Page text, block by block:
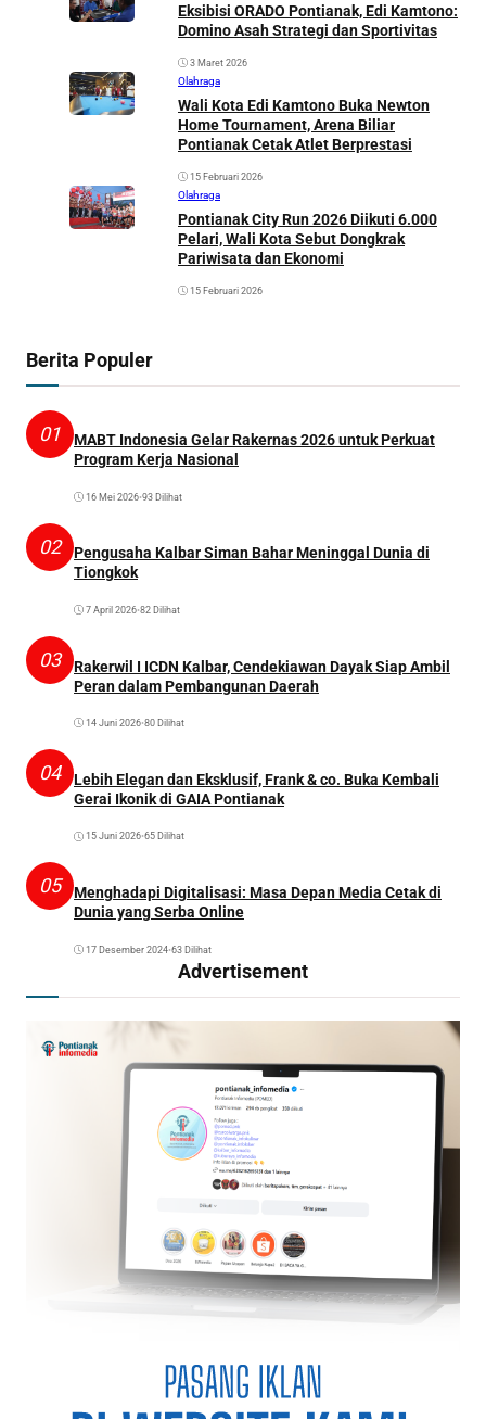
Eksibisi ORADO Pontianak, Edi Kamtono:
Domino Asah Strategi dan Sportivitas
3 Maret 2026
Olahraga
Wali Kota Edi Kamtono Buka Newton
Home Tournament, Arena Biliar
Pontianak Cetak Atlet Berprestasi
15 Februari 2026
Olahraga
Pontianak City Run 2026 Diikuti 6.000
Pelari, Wali Kota Sebut Dongkrak
Pariwisata dan Ekonomi
15 Februari 2026
Berita Populer
01
MABT Indonesia Gelar Rakernas 2026 untuk Perkuat
Program Kerja Nasional
16 Mei 2026•93 Dilihat
02
Pengusaha Kalbar Siman Bahar Meninggal Dunia di
Tiongkok
7 April 2026•82 Dilihat
03
Rakerwil I ICDN Kalbar, Cendekiawan Dayak Siap Ambil
Peran dalam Pembangunan Daerah
14 Juni 2026•80 Dilihat
04
Lebih Elegan dan Eksklusif, Frank & co. Buka Kembali
Gerai Ikonik di GAIA Pontianak
15 Juni 2026•65 Dilihat
05
Menghadapi Digitalisasi: Masa Depan Media Cetak di
Dunia yang Serba Online
17 Desember 2024•63 Dilihat
Advertisement